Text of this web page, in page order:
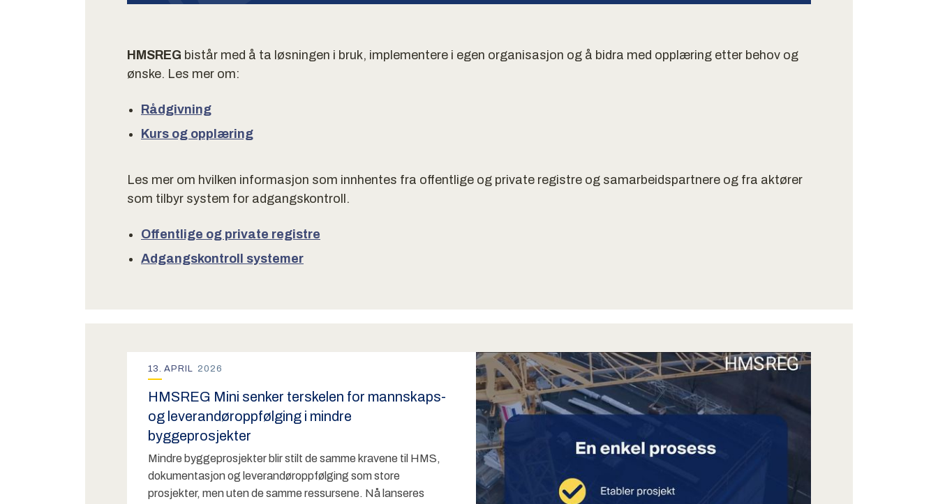
HMSREG bistår med å ta løsningen i bruk, implementere i egen organisasjon og å bidra med opplæring etter behov og
ønske. Les mer om:
Rådgivning
Kurs og opplæring
Les mer om hvilken informasjon som innhentes fra offentlige og private registre og samarbeidspartnere og fra aktører
som tilbyr system for adgangskontroll.
Offentlige og private registre
Adgangskontroll systemer
Nyheter
13. APRIL 2026
HMSREG Mini senker terskelen for mannskaps-
og leverandøroppfølging i mindre
byggeprosjekter
Mindre byggeprosjekter blir stilt de samme kravene til HMS,
dokumentasjon og leverandøroppfølging som store
prosjekter, men uten de samme ressursene. Nå lanseres